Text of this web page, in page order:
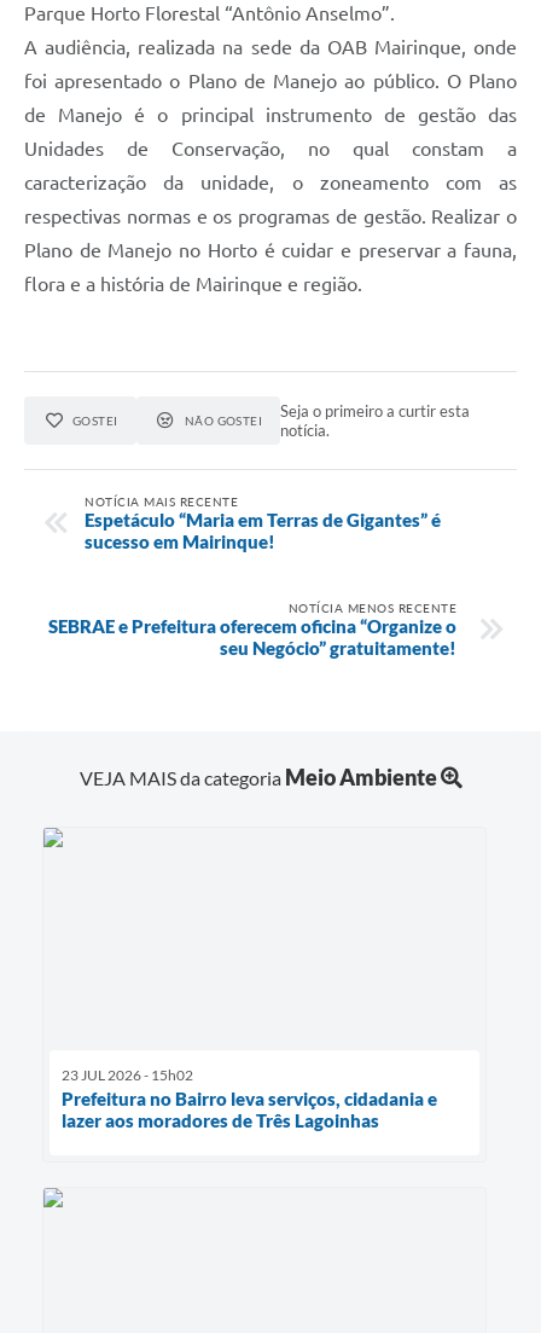
Parque Horto Florestal “Antônio Anselmo”.
A audiência, realizada na sede da OAB Mairinque, onde
foi apresentado o Plano de Manejo ao público. O Plano
de Manejo é o principal instrumento de gestão das
Unidades de Conservação, no qual constam a
caracterização da unidade, o zoneamento com as
respectivas normas e os programas de gestão. Realizar o
Plano de Manejo no Horto é cuidar e preservar a fauna,
flora e a história de Mairinque e região.
GOSTEI NÃO GOSTEI
Seja o primeiro a curtir esta
notícia.
NOTÍCIA MAIS RECENTE
Espetáculo “Maria em Terras de Gigantes” é
sucesso em Mairinque!
NOTÍCIA MENOS RECENTE
SEBRAE e Prefeitura oferecem oficina “Organize o
seu Negócio” gratuitamente!
VEJA MAIS da categoria Meio Ambiente
23 JUL 2026 - 15h02
Prefeitura no Bairro leva serviços, cidadania e
lazer aos moradores de Três Lagoinhas